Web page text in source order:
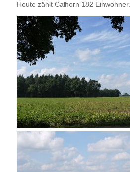
Heute zählt Calhorn 182 Einwohner.